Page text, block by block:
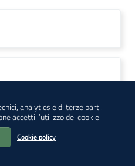
analytics e di terze parti.
accetti l’utilizzo dei cookie.
Cookie policy